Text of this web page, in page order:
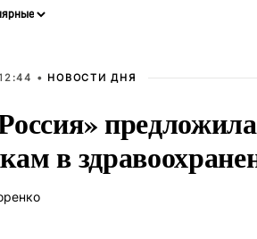
• НОВОСТИ ДНЯ
в